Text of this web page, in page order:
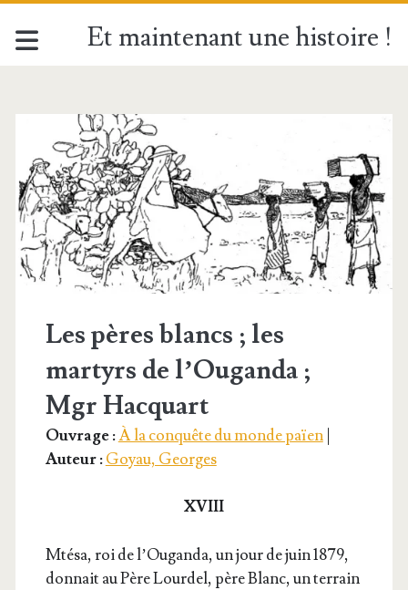
Et maintenant une histoire !
Étiquette :
<span>Père
Lourdel</span>
Les pères blancs ; les
martyrs de l’Ouganda ;
Mgr Hacquart
Ouvrage :À la conquête du monde païen|
Auteur :Goyau, Georges
XVIII
Mté­sa, roi de l’Ou­gan­da, un jour de juin 1879,
don­nait au Père Lour­del, père Blanc, un ter­rain